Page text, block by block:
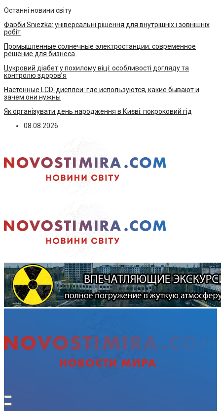
Останні новини світу
Фарби Sniezka: універсальні рішення для внутрішніх і зовнішніх
робіт
Промышленные солнечные электростанции: современное
решение для бизнеса
Цукровий діабет у похилому віці: особливості догляду та
контролю здоров’я
Настенные LCD-дисплеи: где используются, какие бывают и
зачем они нужны
Як організувати день народження в Києві: покроковий гід
08.08.2026